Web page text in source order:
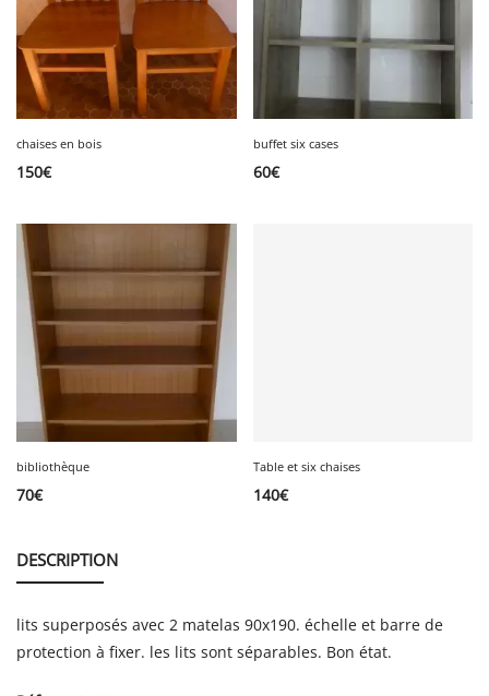
chaises en bois
150€
buffet six cases
60€
bibliothèque
70€
Table et six chaises
140€
DESCRIPTION
lits superposés avec 2 matelas 90x190. échelle et barre de
protection à fixer. les lits sont séparables. Bon état.